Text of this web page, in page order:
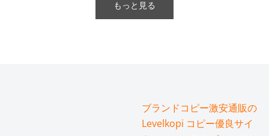
もっと見る
ブランドコピー激安通販の
Levelkopi コピー優良サイ